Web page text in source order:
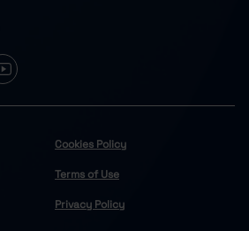
Cookies Policy
Terms of Use
Privacy Policy